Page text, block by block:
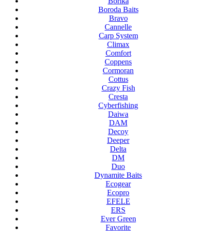
Boroda Baits
Bravo
Cannelle
Carp System
Climax
Comfort
Coppens
Cormoran
Cottus
Crazy Fish
Cresta
Cyberfishing
Daiwa
DAM
Decoy
Deeper
Delta
DM
Duo
Dynamite Baits
Ecogear
Ecopro
EFELE
ERS
Ever Green
Favorite